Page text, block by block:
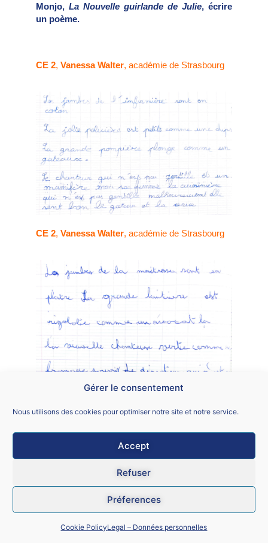
Gérer le consentement
Nous utilisons des cookies pour optimiser notre site et notre service.
Accept
Refuser
Préferences
Cookie PolicyLegal – Données personnelles
Monjo, La Nouvelle guirlande de Julie, écrire
un poème.
CE 2, Vanessa Walter, académie de Strasbourg
CE 2, Vanessa Walter, académie de Strasbourg
Atelier : "Papa"